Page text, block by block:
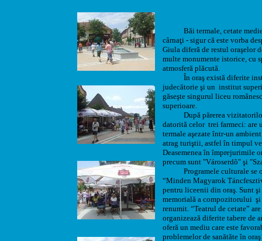
Băi termale, cetate
cârnaţi - sigur că este vorba
Giula diferă de restul oraşelor
multe monumente istorice, cu
atmosferă plăcută.
În oraş există diferite
judecătorie şi un institut
găseşte singurul liceu
superioare.
După părerea vizitatorilor
datorită celor trei farmeci: are
termale aşezate într-un
atrag turiştii, astfel în timpul
Deasemenea în împrejurimile
precum sunt "Városerdõ" şi
Programele culturale se
“Minden Magyarok T
pentru liceenii din oraş. Sunt
memorială a compozitorului
renumit. “Teatrul de cetate”
organizează diferite tabere de
oferă un mediu care este
problemelor de sanătăte în